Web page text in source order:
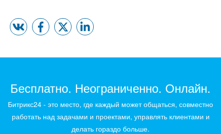
Бесплатно. Неограниченно. Онлайн.
Битрикс24 - это место, где каждый может общаться, совместно
работать над задачами и проектами, управлять клиентами и
делать гораздо больше.